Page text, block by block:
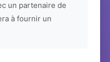
un partenaire de
à fournir un